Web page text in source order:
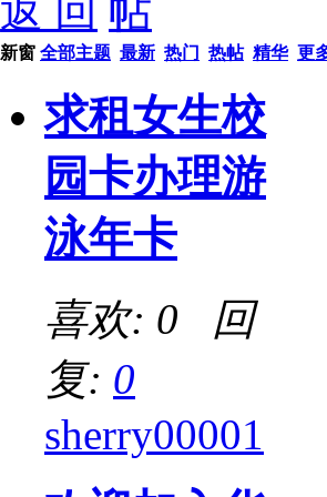
返 回
新窗 全部主题 最新 热门 热帖 精华 更
求租女生校
园卡办理游
泳年卡
喜欢: 0 回
复: 0
sherry00001